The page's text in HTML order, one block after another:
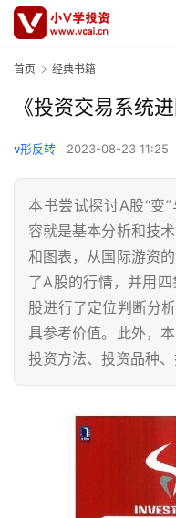
首页 经典书籍
《投资交易系统
v形反转 2023-08-23 11:25
本书尝试探讨A股“变
容就是基本分析和技
和图表，从国际游资
了A股的行情，并用
股进行了定位判断分
具参考价值。此外，
投资方法、投资品种